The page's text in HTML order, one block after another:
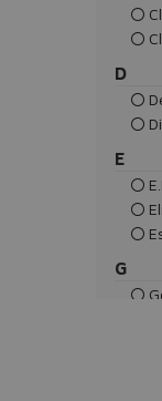
D
E
G